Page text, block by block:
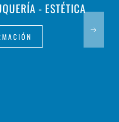
- ESTÉTICA